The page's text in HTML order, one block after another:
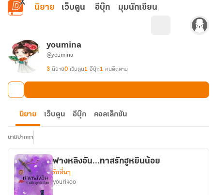
ข้ามไปยังเนื้อหาหลัก
นิยาย เว็บตูน อีบุ๊ก มุมนักเขียน
youmina
@youmina
3 นิยาย0 เว็บตูน1 อีบุ๊ก1 คนติดตาม
นิยาย เว็บตูน อีบุ๊ก คอลเล็กชัน
นามปากกา
ฟางหลิงอัน...ทาสรักฮูหยินน้อย
รักอื่นๆ
yourikoo